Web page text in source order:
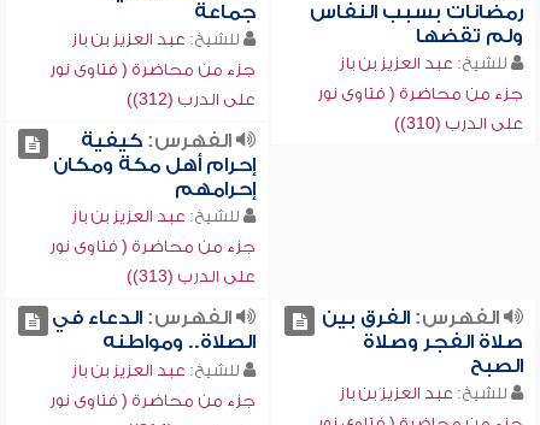
رمضانات بسبب النفاس
ولم تقضها
للشيخ: عبد العزيز بن باز
جزء من محاضرة ( فتاوى نور
على الدرب (310))
جماعة
للشيخ: عبد العزيز بن باز
جزء من محاضرة ( فتاوى نور
على الدرب (312))
الفهرس:كيفية
إحرام أهل مكة ومكان
إحرامهم
للشيخ: عبد العزيز بن باز
جزء من محاضرة ( فتاوى نور
على الدرب (313))
الفهرس:الفرق بين
صلاة الفجر وصلاة
الصبح
للشيخ: عبد العزيز بن باز
الفهرس:الدعاء في
الصلاة.. ومواطنه
للشيخ: عبد العزيز بن باز
جزء من محاضرة ( فتاوى نور